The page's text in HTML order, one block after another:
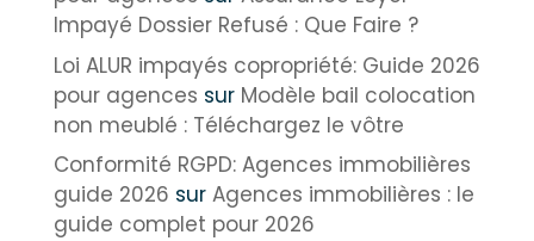
Impayé Dossier Refusé : Que Faire ?
Loi ALUR impayés copropriété: Guide 2026
pour agences sur Modèle bail colocation
non meublé : Téléchargez le vôtre
Conformité RGPD: Agences immobilières
guide 2026 sur Agences immobilières : le
guide complet pour 2026